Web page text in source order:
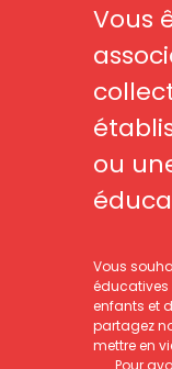
Vous
ou
Vous
éducatives
enfants et
partagez
mettre en